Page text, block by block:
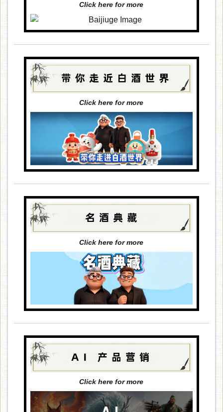
Click here for more
Click here for more
Click here for more
Click here for more